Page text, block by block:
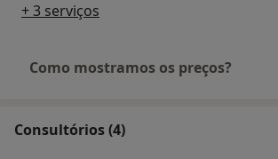
+ 3 serviços
Como mostramos os preços?
Consultórios (4)